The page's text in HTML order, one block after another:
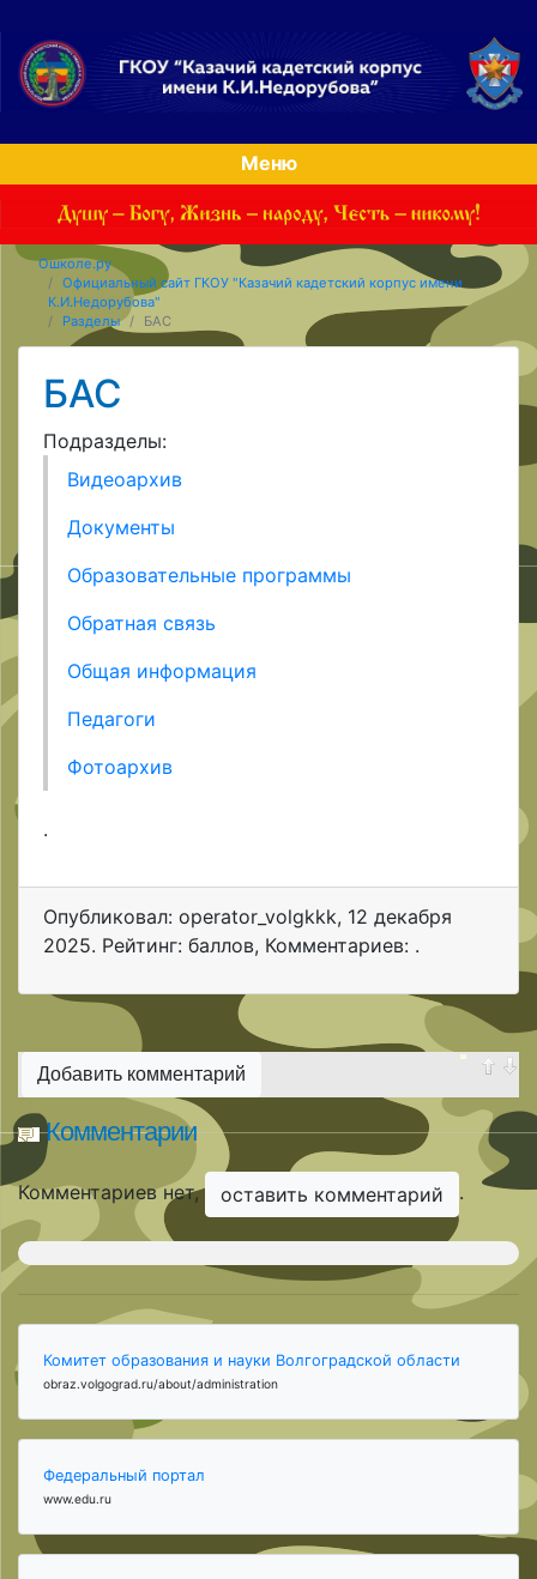
Меню
Ошколе.ру
Официальный сайт ГКОУ "Казачий кадетский корпус имени
К.И.Недорубова"
Разделы
БАС
БАС
Подразделы:
Видеоархив
Документы
Образовательные программы
Обратная связь
Общая информация
Педагоги
Фотоархив
.
Опубликовал: operator_volgkkk, 12 декабря
2025. Рейтинг: баллов, Комментариев: .
Добавить комментарий
Комментарии
Комментариев нет, оставить комментарий .
Комитет образования и науки Волгоградской области
obraz.volgograd.ru/about/administration
Федеральный портал
www.edu.ru